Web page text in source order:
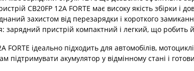
CB20FP 12А FORTE має високу якість збірки і
захистом від перезарядки і короткого
зарядний пристрій компактний і легкий, що робить
FORTE ідеально підходить для автомобілів,
підтримувати акумулятор у відмінному стані і